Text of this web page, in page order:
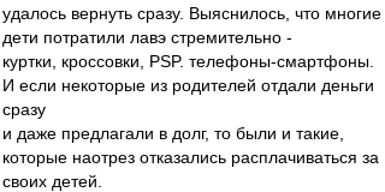
удалось вернуть сразу. Выяснилось, что многие
дети потратили лавэ стремительно -
куртки, кроссовки, PSP. телефоны-смартфоны.
И если некоторые из родителей отдали деньги
сразу
и даже предлагали в долг, то были и такие,
которые наотрез отказались расплачиваться за
своих детей.